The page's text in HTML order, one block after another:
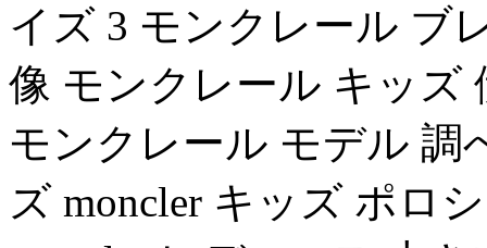
イズ 3 モンクレール ブ
像 モンクレール キッズ
モンクレール モデル 調
ズ moncler キッズ ポロ